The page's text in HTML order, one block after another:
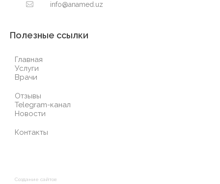
info@anamed.uz
Полезные ссылки
Главная
Услуги
Врачи
Отзывы
Telegram-канал
Новости
Контакты
Создание сайтов